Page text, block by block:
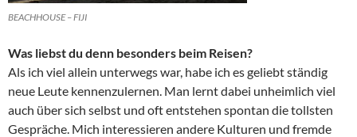
BEACHHOUSE – FIJI
Was liebst du denn besonders beim Reisen?
Als ich viel allein unterwegs war, habe ich es geliebt ständig
neue Leute kennenzulernen. Man lernt dabei unheimlich viel
auch über sich selbst und oft entstehen spontan die tollsten
Gespräche. Mich interessieren andere Kulturen und fremde